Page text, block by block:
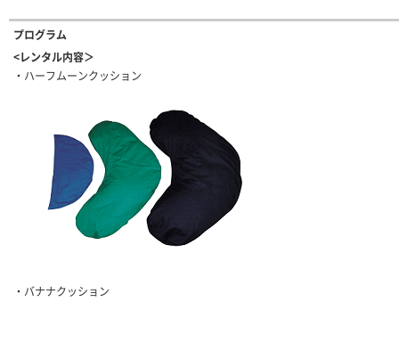
プログラム
<レンタル内容＞
・ハーフムーンクッション
・バナナクッション